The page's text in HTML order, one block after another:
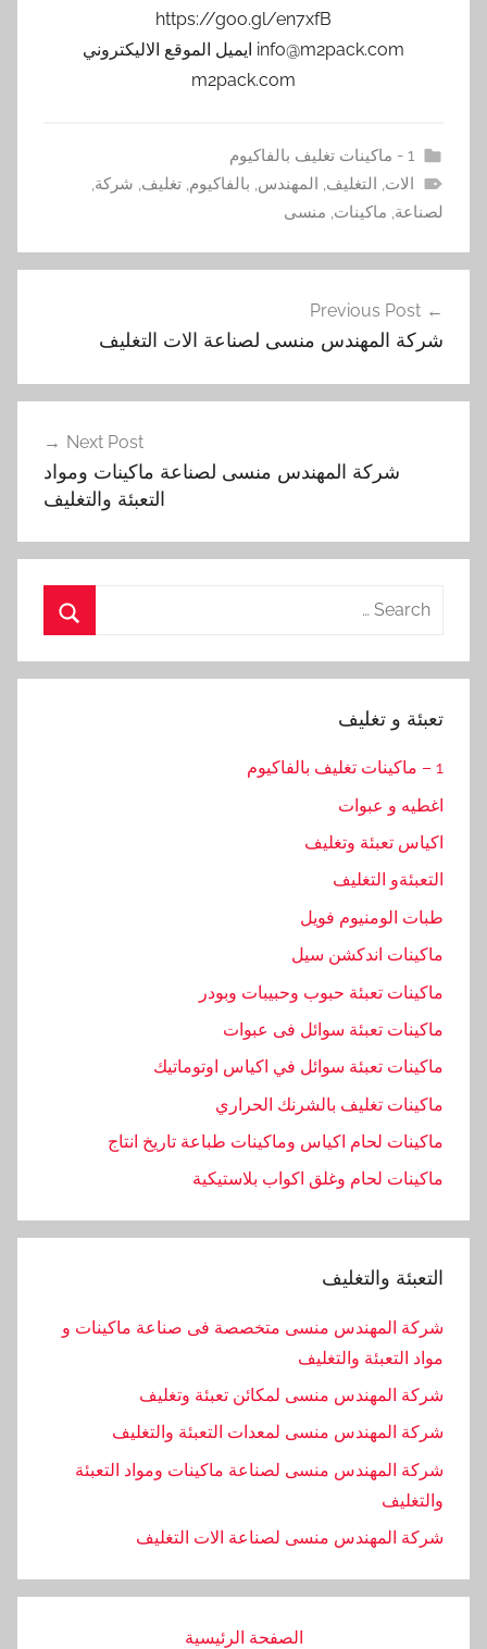
https://goo.gl/en7xfB
info@m2pack.com ايميل الموقع الاليكتروني
m2pack.com
1 - ماكينات تغليف بالفاكيوم
الات, التغليف, المهندس, بالفاكيوم,تغليف, شركة,
لصناعة, ماكينات, منسى
المقالات
Previous Post
‏شركة المهندس منسى لصناعة الات التغليف
Next Post
شركة المهندس منسى لصناعة ماكينات ومواد
التعبئة والتغليف
Search
تعبئة و تغليف
1 – ماكينات تغليف بالفاكيوم
اغطيه و عبوات
اكياس تعبئة وتغليف
التعبئةو التغليف
طبات الومنيوم فويل
ماكينات اندكشن سيل
ماكينات تعبئة حبوب وحبيبات وبودر
ماكينات تعبئة سوائل فى عبوات
ماكينات تعبئة سوائل في اكياس اوتوماتيك
ماكينات تغليف بالشرنك الحراري
ماكينات لحام اكياس وماكينات طباعة تاريخ انتاج
ماكينات لحام وغلق اكواب بلاستيكية
التعبئة والتغليف
شركة المهندس منسى متخصصة فى صناعة ماكينات و
مواد التعبئة والتغليف
شركة المهندس منسى لمكائن تعبئة وتغليف
شركة المهندس منسى لمعدات التعبئة والتغليف
شركة المهندس منسى لصناعة ماكينات ومواد التعبئة
والتغليف
‏شركة المهندس منسى لصناعة الات التغليف
الصفحة الرئيسية